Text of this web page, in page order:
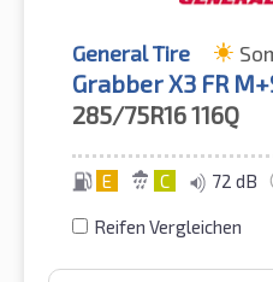
General Tire
Grabber X3 FR
285/75R16116Q
E C 72 dB
Reifen Vergleichen